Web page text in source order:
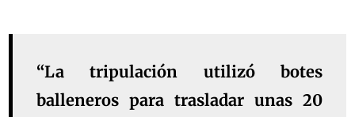
“La tripulación utilizó botes
balleneros para trasladar unas 20